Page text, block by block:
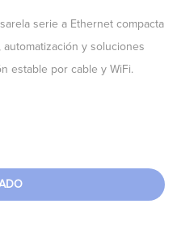
serie a Ethernet compacta
y soluciones
estable por cable y WiFi.